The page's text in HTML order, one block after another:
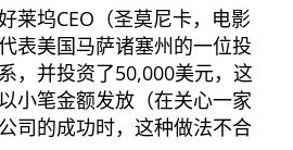
莱坞CEO（圣莫尼卡，电影
表美国马萨诸塞州的一位投
，并投资了50,000美元，这
小笔金额发放（在关心一家
司的成功时，这种做法不合